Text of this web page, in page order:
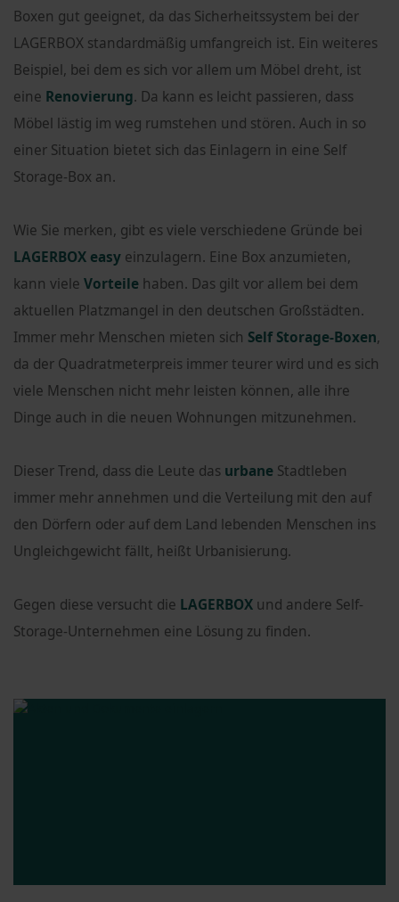
Boxen gut geeignet, da das Sicherheitssystem bei der
LAGERBOX standardmäßig umfangreich ist. Ein weiteres
Beispiel, bei dem es sich vor allem um Möbel dreht, ist
eine Renovierung. Da kann es leicht passieren, dass
Möbel lästig im weg rumstehen und stören. Auch in so
einer Situation bietet sich das Einlagern in eine Self
Storage-Box an.
Wie Sie merken, gibt es viele verschiedene Gründe bei
LAGERBOX easy einzulagern. Eine Box anzumieten,
kann viele Vorteile haben. Das gilt vor allem bei dem
aktuellen Platzmangel in den deutschen Großstädten.
Immer mehr Menschen mieten sich Self Storage-Boxen,
da der Quadratmeterpreis immer teurer wird und es sich
viele Menschen nicht mehr leisten können, alle ihre
Dinge auch in die neuen Wohnungen mitzunehmen.
Dieser Trend, dass die Leute das urbane Stadtleben
immer mehr annehmen und die Verteilung mit den auf
den Dörfern oder auf dem Land lebenden Menschen ins
Ungleichgewicht fällt, heißt Urbanisierung.
Gegen diese versucht die LAGERBOX und andere Self-
Storage-Unternehmen eine Lösung zu finden.